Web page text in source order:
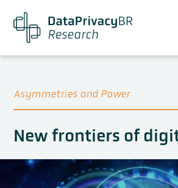
Asymmetries and Power
New frontiers of